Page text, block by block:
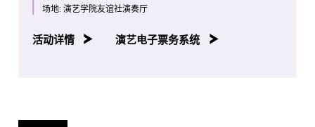
场地: 演艺学院友谊社演奏厅
活动详情 演艺电子票务系统